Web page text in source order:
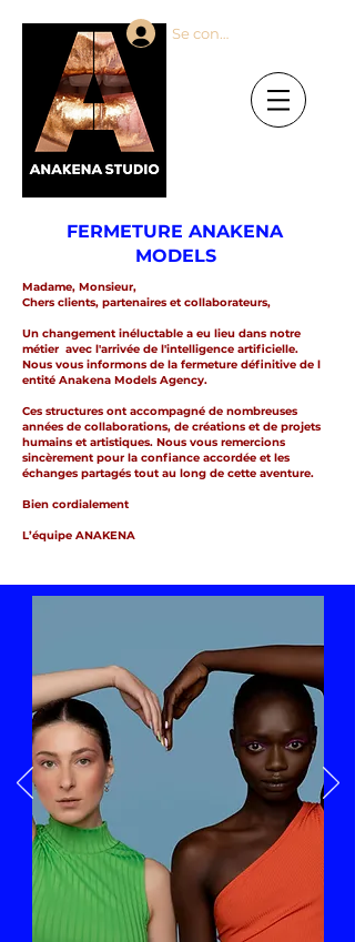
Se connecter
FERMETURE ANAKENA
MODELS
Madame, Monsieur,
Chers clients, partenaires et collaborateurs,
Un changement inéluctable a eu lieu dans notre
métier avec l'arrivée de l'intelligence artificielle.
Nous vous informons de la fermeture définitive de l
entité Anakena Models Agency.
Ces structures ont accompagné de nombreuses
années de collaborations, de créations et de projets
humains et artistiques. Nous vous remercions
sincèrement pour la confiance accordée et les
échanges partagés tout au long de cette aventure.
Bien cordialement
L’équipe ANAKENA